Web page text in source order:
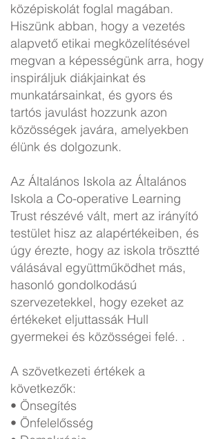
középiskolát foglal magában.
Hiszünk abban, hogy a vezetés
alapvető etikai megközelítésével
megvan a képességünk arra, hogy
inspiráljuk diákjainkat és
munkatársainkat, és gyors és
tartós javulást hozzunk azon
közösségek javára, amelyekben
élünk és dolgozunk.
Az Általános Iskola az Általános
Iskola a Co-operative Learning
Trust részévé vált, mert az irányító
testület hisz az alapértékeiben, és
úgy érezte, hogy az iskola trösztté
válásával együttműködhet más,
hasonló gondolkodású
szervezetekkel, hogy ezeket az
értékeket eljuttassák Hull
gyermekei és közösségei felé. .
A szövetkezeti értékek a
következők:
• Önsegítés
• Önfelelősség